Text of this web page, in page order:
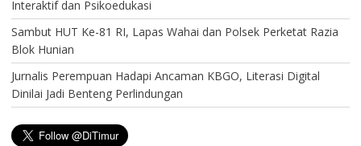
Interaktif dan Psikoedukasi
Sambut HUT Ke-81 RI, Lapas Wahai dan Polsek Perketat Razia
Blok Hunian
Jurnalis Perempuan Hadapi Ancaman KBGO, Literasi Digital
Dinilai Jadi Benteng Perlindungan